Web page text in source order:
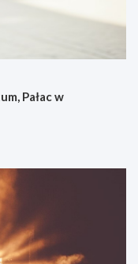
Pałac w